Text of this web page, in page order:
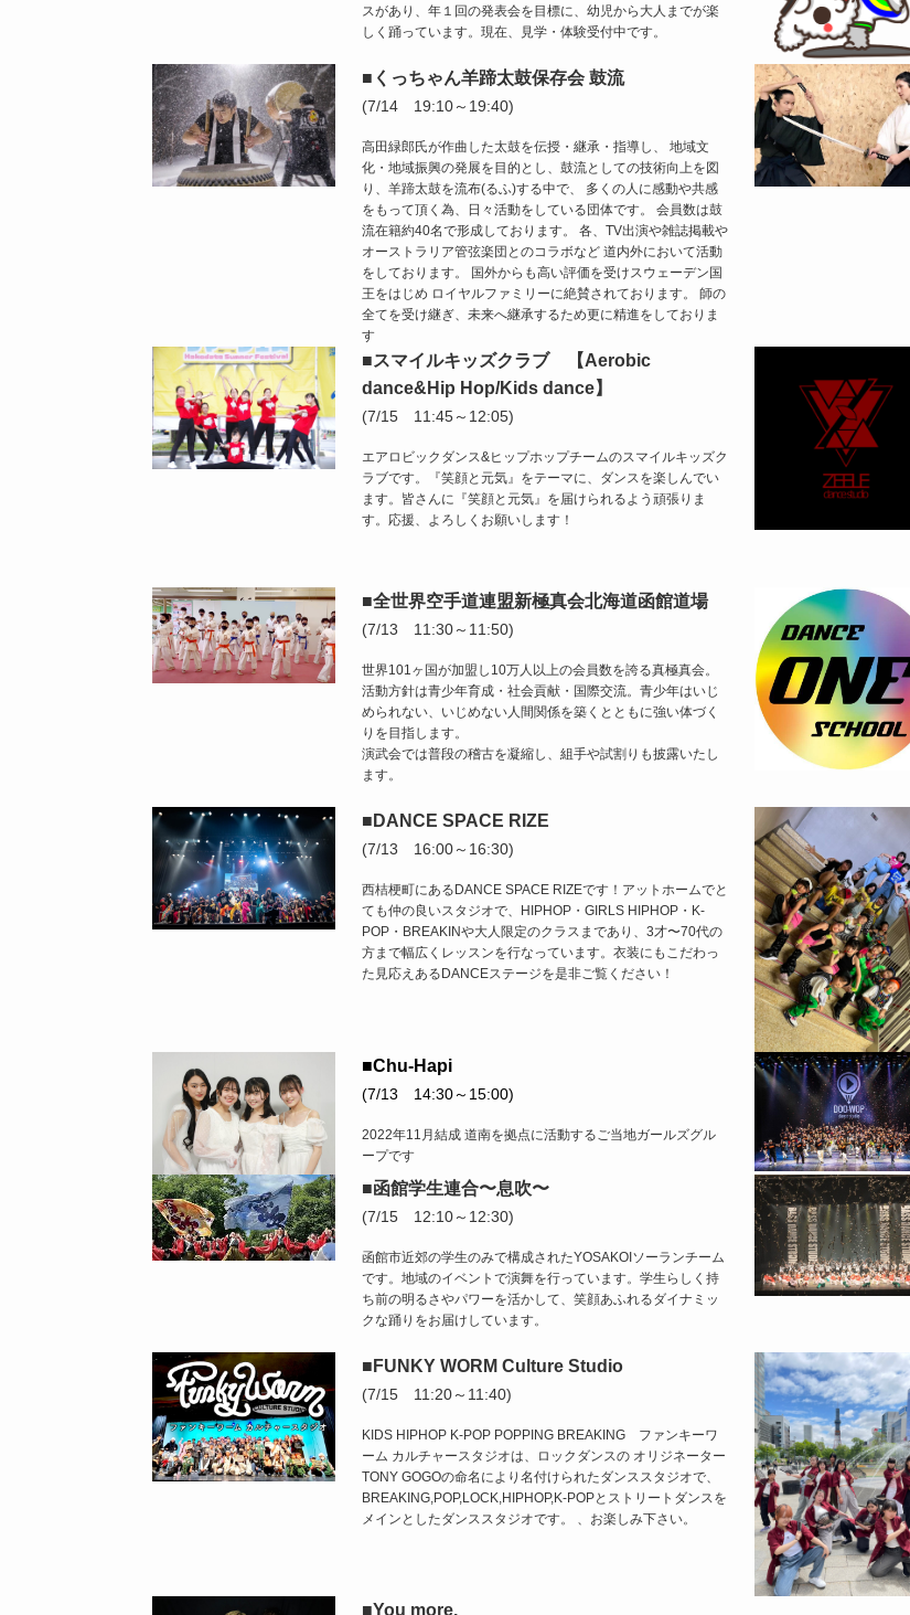
スがあり、年１回の発表会を目標に、幼児から大人までが楽
しく踊っています。現在、見学・体験受付中です。
■くっちゃん羊蹄太鼓保存会 鼓流
(7/14 19:10～19:40)
高田緑郎氏が作曲した太鼓を伝授・継承・指導し、 地域文
化・地域振興の発展を目的とし、鼓流としての技術向上を図
り、羊蹄太鼓を流布(るふ)する中で、 多くの人に感動や共感
をもって頂く為、日々活動をしている団体です。 会員数は鼓
流在籍約40名で形成しております。 各、TV出演や雑誌掲載や
オーストラリア管弦楽団とのコラボなど 道内外において活動
をしております。 国外からも高い評価を受けスウェーデン国
王をはじめ ロイヤルファミリーに絶賛されております。 師の
全てを受け継ぎ、未来へ継承するため更に精進をしておりま
す
■スマイルキッズクラブ 【Aerobic
dance&Hip Hop/Kids dance】
(7/15 11:45～12:05)
エアロビックダンス&ヒップホップチームのスマイルキッズク
ラブです。『笑顔と元気』をテーマに、ダンスを楽しんでい
ます。皆さんに『笑顔と元気』を届けられるよう頑張りま
す。応援、よろしくお願いします！
■全世界空手道連盟新極真会北海道函館道場
(7/13 11:30～11:50)
世界101ヶ国が加盟し10万人以上の会員数を誇る真極真会。
活動方針は青少年育成・社会貢献・国際交流。青少年はいじ
められない、いじめない人間関係を築くとともに強い体づく
りを目指します。
演武会では普段の稽古を凝縮し、組手や試割りも披露いたし
ます。
■DANCE SPACE RIZE
(7/13 16:00～16:30)
西桔梗町にあるDANCE SPACE RIZEです！アットホームでと
ても仲の良いスタジオで、HIPHOP・GIRLS HIPHOP・K-
POP・BREAKINや大人限定のクラスまであり、3才〜70代の
方まで幅広くレッスンを行なっています。衣装にもこだわっ
た見応えあるDANCEステージを是非ご覧ください！
■Chu-Hapi
(7/13 14:30～15:00)
2022年11月結成 道南を拠点に活動するご当地ガールズグル
ープです
■函館学生連合〜息吹〜
(7/15 12:10～12:30)
函館市近郊の学生のみで構成されたYOSAKOIソーランチーム
です。地域のイベントで演舞を行っています。学生らしく持
ち前の明るさやパワーを活かして、笑顔あふれるダイナミッ
クな踊りをお届けしています。
■FUNKY WORM Culture Studio
(7/15 11:20～11:40)
KIDS HIPHOP K-POP POPPING BREAKING ファンキーワ
ーム カルチャースタジオは、ロックダンスの オリジネーター
TONY GOGOの命名により名付けられたダンススタジオで、
BREAKING,POP,LOCK,HIPHOP,K-POPとストリートダンスを
メインとしたダンススタジオです。 、お楽しみ下さい。
■You more.